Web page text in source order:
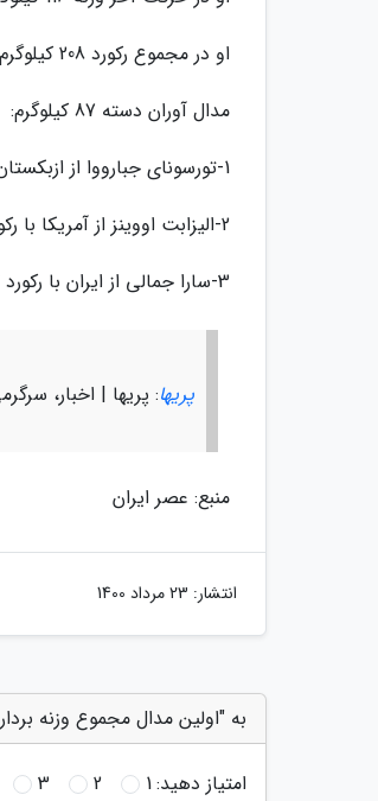
او در مجموع رکورد 208 کیلوگرم را به ثبت رساند.
مدال آوران دسته 87 کیلوگرم:
1-تورسونای جبارووا از ازبکستان با رکورد 111 یک ضرب، 133 دوضرب و مجموع 244 کیلوگرم (3 مدال طلا)
2-الیزابت اووینز از آمریکا با رکورد 93 یک ضرب، 118 دوضرب و مجموع 211 کیلوگرم (3 مدال نقره)
3-سارا جمالی از ایران با رکورد 92 یک ضرب، 116 دوضرب و مجموع 208 کیلوگرم (3 مدال برنز)
پریها: پریها | اخبار،
منبع: عصر ایران
انتشار: 23 مرداد 1400
به "اولین مدال مجموع وزنه برداری بانوان
امتیاز دهید:1
2
3